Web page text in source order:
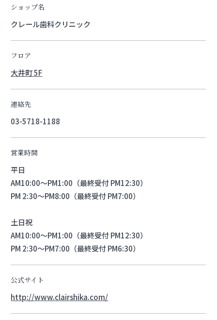
ショップ名
クレール歯科クリニック
フロア
大井町 5F
連絡先
03-5718-1188
営業時間
平日
AM10:00～PM1:00（最終受付 PM12:30）
PM 2:30～PM8:00（最終受付 PM7:00）
土日祝
AM10:00～PM1:00（最終受付 PM12:30）
PM 2:30～PM7:00（最終受付 PM6:30）
公式サイト
http://www.clairshika.com/